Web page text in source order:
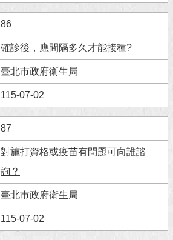
86
確診後，應間隔多久才能接種?
臺北市政府衛生局
115-07-02
87
對施打資格或疫苗有問題可向誰諮
詢？
臺北市政府衛生局
115-07-02